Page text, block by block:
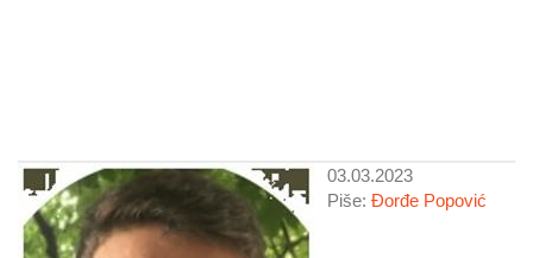
03.03.2023
Piše: Đorđe Popović